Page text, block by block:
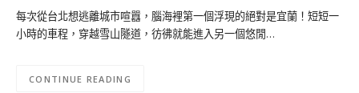
每次從台北想逃離城市喧囂，腦海裡第一個浮現的絕對是宜蘭！短短一
小時的車程，穿越雪山隧道，彷彿就能進入另一個悠閒…
CONTINUE READING